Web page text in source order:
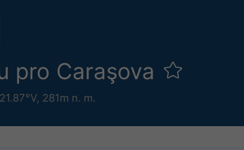
pro Caraşova
281m n. m.